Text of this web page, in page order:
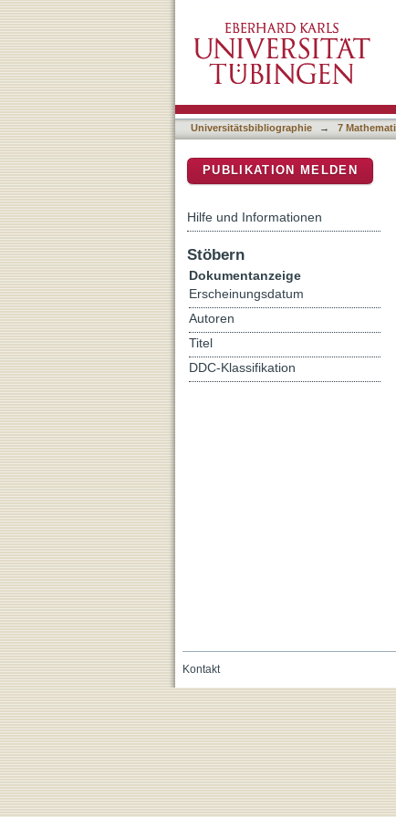
densities
Universitätsbibliographie → 7
PUBLIKATION MELDEN
Hilfe und Informationen
Stöbern
Dokumentanzeige
Erscheinungsdatum
Autoren
Titel
DDC-Klassifikation
Kontakt